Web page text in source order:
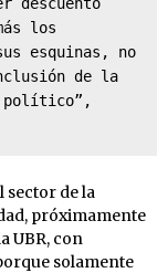
descuento
los
esquinas, no
de la
político”,
sector de la
próximamente
UBR, con
solamente